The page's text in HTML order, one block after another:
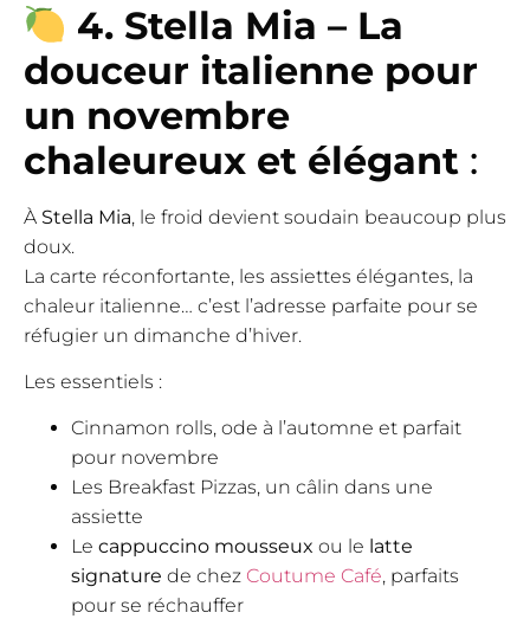
4. Stella Mia – La
douceur italienne pour
un novembre
chaleureux et élégant :
À Stella Mia, le froid devient soudain beaucoup plus
doux.
La carte réconfortante, les assiettes élégantes, la
chaleur italienne… c’est l’adresse parfaite pour se
réfugier un dimanche d’hiver.
Les essentiels :
Cinnamon rolls, ode à l’automne et parfait
pour novembre
Les Breakfast Pizzas, un câlin dans une
assiette
Le cappuccino mousseux ou le latte
signature de chez Coutume Café, parfaits
pour se réchauffer